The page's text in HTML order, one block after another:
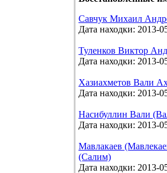
Савчук Михаил
Дата находки: 2013-
Туленков Виктор
Дата находки: 2013-
Хазиахметов Вали
Дата находки: 2013-
Насибуллин Вали
Дата находки: 2013-
Мавлакаев
(Салим)
Дата находки: 2013-